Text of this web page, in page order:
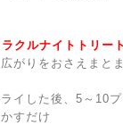
クルナイトトリー
がりをおさえまと
イした後、5～10
すだけ